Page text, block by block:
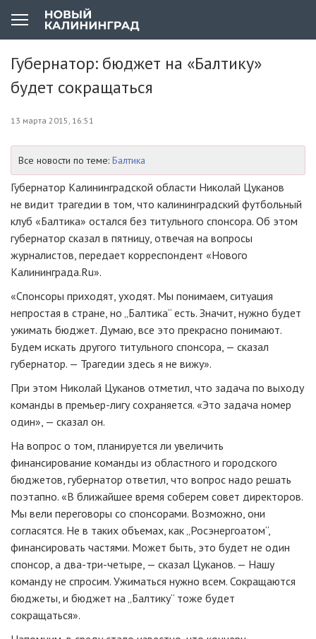
Губернатор: бюджет на «Балтику»
будет сокращаться
13 марта 2015, 16:51
Все новости по теме: Балтика
Губернатор Калининградской области Николай Цуканов
не видит трагедии в том, что калининградский футбольный
клуб «Балтика» остался без титульного спонсора. Об этом
губернатор сказал в пятницу, отвечая на вопросы
журналистов, передает корреспондент «Нового
Калининграда.Ru».
«Спонсоры приходят, уходят. Мы понимаем, ситуация
непростая в стране, но „Балтика“ есть. Значит, нужно будет
ужимать бюджет. Думаю, все это прекрасно понимают.
Будем искать другого титульного спонсора, — сказал
губернатор. — Трагедии здесь я не вижу».
При этом Николай Цуканов отметил, что задача по выходу
команды в премьер-лигусохраняется. «Это задача номер
один», — сказал он.
На вопрос о том, планируется ли увеличить
финансирование команды из областного и городского
бюджетов, губернатор ответил, что вопрос надо решать
поэтапно. «В ближайшее время соберем совет директоров.
Мы вели переговоры со спонсорами. Возможно, они
согласятся. Не в таких объемах, как „Росэнергоатом“,
финансировать частями. Может быть, это будет не один
спонсор, а два-три-четыре, — сказал Цуканов. — Нашу
команду не спросим. Ужиматься нужно всем. Сокращаются
бюджеты, и бюджет на „Балтику“ тоже будет
сокращаться».